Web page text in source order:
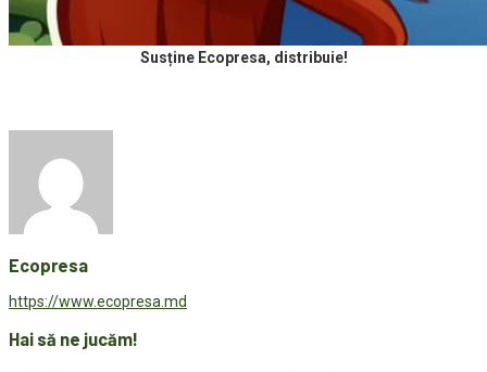
Susține Ecopresa, distribuie!
Ecopresa
https://www.ecopresa.md
Hai să ne jucăm!